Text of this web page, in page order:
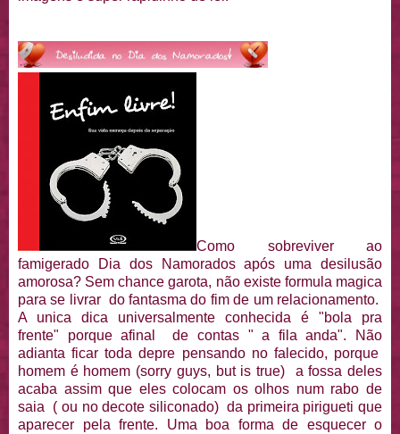
Como sobreviver ao
famigerado Dia dos Namorados após uma desilusão
amorosa? Sem chance garota, não existe formula magica
para se livrar do fantasma do fim de um relacionamento.
A unica dica universalmente conhecida é "bola pra
frente" porque afinal de contas " a fila anda". Não
adianta ficar toda depre pensando no falecido, porque
homem é homem (sorry guys, but is true) a fossa deles
acaba assim que eles colocam os olhos num rabo de
saia ( ou no decote siliconado) da primeira pirigueti que
aparecer pela frente. Uma boa forma de esquecer o